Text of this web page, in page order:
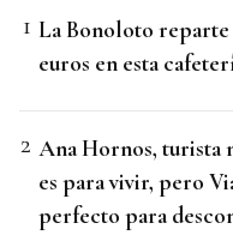
La Bonoloto reparte
euros en esta
Ana Hornos, turista
es para vivir, pero
perfecto para